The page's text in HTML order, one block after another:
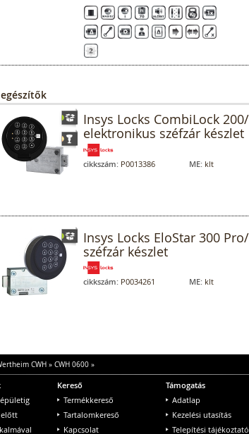
Insys Locks CombiLock
elektronikus széfzár készlet
cikkszám: P0013386 ME: klt
Insys Locks EloStar 300
széfzár készlet
cikkszám: P0034261 ME: klt
CWH » CWH 0600»
előtt
Kereső
Termékkereső
Tartalomkereső
Kapcsolat
Támogatás
Adatlap
Kezelési utasítás
Telepítési tájékoztató